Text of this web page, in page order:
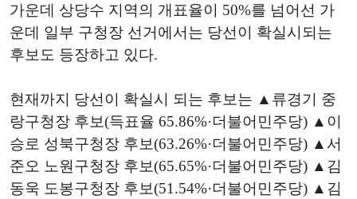
가운데 상당수 지역의 개표율이 50%를 넘어선 가
운데 일부 구청장 선거에서는 당선이 확실시되는
후보도 등장하고 있다.
현재까지 당선이 확실시 되는 후보는 ▲류경기 중
랑구청장 후보(득표율 65.86%·더불어민주당) ▲이
승로 성북구청장 후보(63.26%·더불어민주당) ▲서
준오 노원구청장 후보(65.65%·더불어민주당) ▲김
동욱 도봉구청장 후보(51.54%·더불어민주당) ▲김